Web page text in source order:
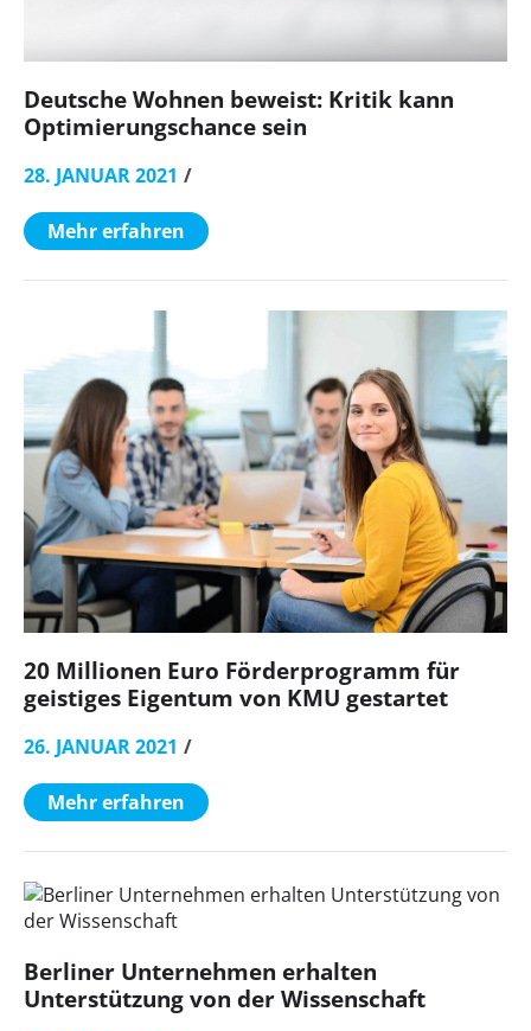
Deutsche Wohnen beweist: Kritik kann
Optimierungschance sein
28. JANUAR 2021
Mehr erfahren
20 Millionen Euro Förderprogramm für
geistiges Eigentum von KMU gestartet
26. JANUAR 2021
Mehr erfahren
Berliner Unternehmen erhalten
Unterstützung von der Wissenschaft